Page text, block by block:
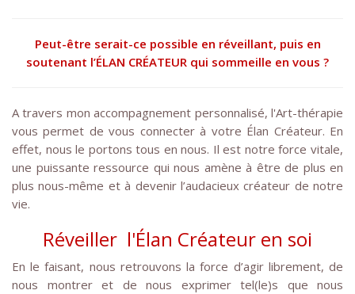
Peut-être serait-ce possible en réveillant, puis en
soutenant l’ÉLAN CRÉATEUR qui sommeille en vous ?
A travers mon accompagnement personnalisé, l'Art-thérapie
vous permet de vous connecter à votre Élan Créateur. En
effet, nous le portons tous en nous. Il est notre force vitale,
une puissante ressource qui nous amène à être de plus en
plus nous-même et à devenir l’audacieux créateur de notre
vie.
Réveiller l'Élan Créateur en soi
En le faisant, nous retrouvons la force d’agir librement, de
nous montrer et de nous exprimer tel(le)s que nous